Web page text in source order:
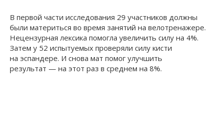
В первой части исследования 29 участников должны
были материться во время занятий на велотренажере.
Нецензурная лексика помогла увеличить силу на 4%.
Затем у 52 испытуемых проверяли силу кисти
на эспандере. И снова мат помог улучшить
результат — на этот раз в среднем на 8%.